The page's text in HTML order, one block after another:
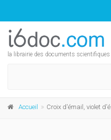
la librairie des documents scientifiques
Accueil Croix d'émail, violet d'évêque et aumusse d'hermine